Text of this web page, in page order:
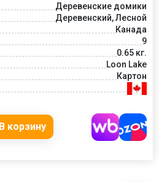
Деревенские домики
Деревенский, Лесной
Канада
9
0.65 кг.
Loon Lake
Картон
В корзину